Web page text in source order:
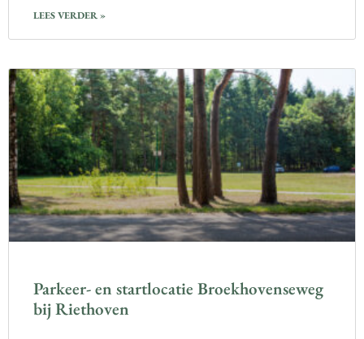
LEES VERDER »
Parkeer- en startlocatie Broekhovenseweg
bij Riethoven